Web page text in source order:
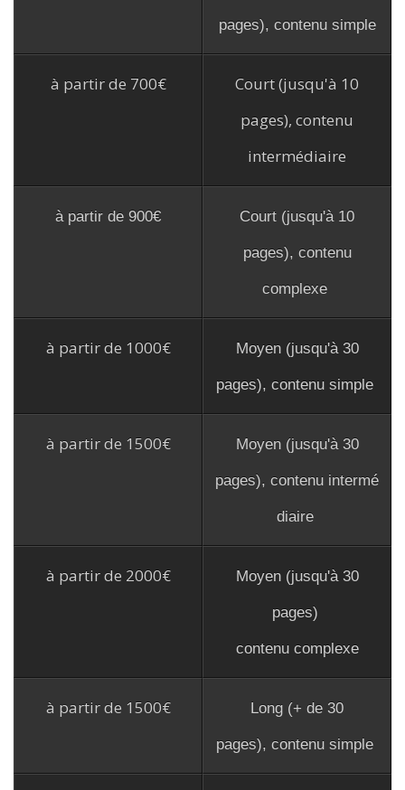
à partir de 700€
à partir de 900€
à partir de 1000€
à partir de 1500€
à partir de 2000€
à partir de 1500€
pages), contenu simple
Court (jusqu'à 10
pages), contenu
intermédiaire
Court (jusqu'à 10
pages), contenu
complexe
Moyen (jusqu'à 30
pages), contenu simple
Moyen (jusqu'à 30
pages), contenu intermé
diaire
Moyen (jusqu'à 30
pages)
contenu complexe
Long (+ de 30
pages), contenu simple